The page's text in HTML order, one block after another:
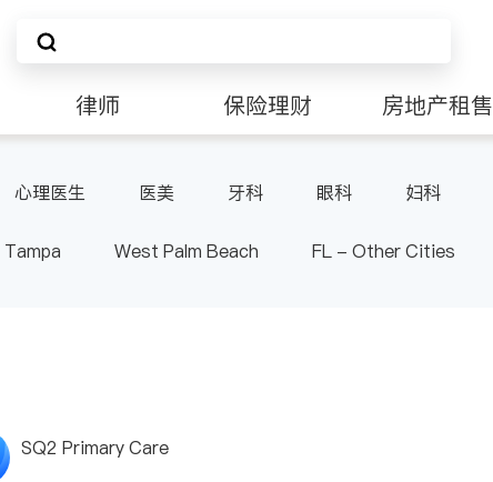
律师 保险理财 房地产租售
心理医生 医美 牙科 眼科 妇科
Tampa West Palm Beach FL - Other Cities
SQ2 Primary Care